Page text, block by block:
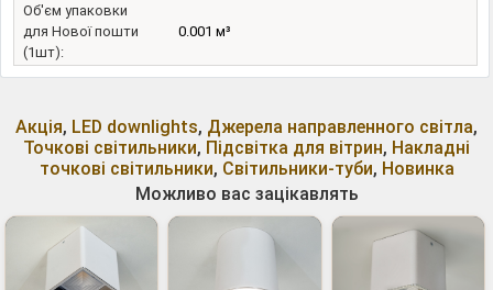
Об'єм упаковки
для Нової пошти
(1шт):
0.001 м³
Акція, LED downlights, Джерела направленного світла,
Точкові світильники, Підсвітка для вітрин, Накладні
точкові світильники, Світильники-туби, Новинка
Можливо вас зацікавлять